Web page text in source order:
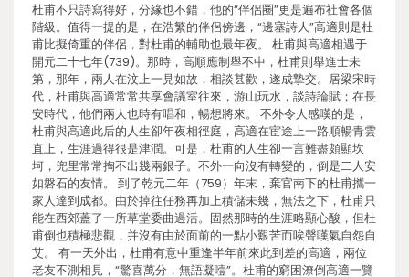
杜甫不只詩寫得好，分緣也不錯，他的“伴侶圈”更是遍布社會各個
階級。值得一提的是，在浩繁的伴侶傍邊，“邊塞詩人”高適則是杜
甫比擬倚重的伴侶，對杜甫的輔助也最年夜。 杜甫與高適相遇于
開元二十七年(739)。那時，高順應制舉不中，杜甫則舉進士未
第，那年，兩人在汶上一見如故，相談甚歡，遂成摯交。居梁宋時
代，杜甫與高適常常共享會議室往來，游山玩水，談詩論賦；在長
安時代，他們兩人也時有唱和，暢想將來。 不外令人感嘆的是，
杜甫與高適此后的人生卻年夜相徑庭，高適在宦途上一路順暢青雲
直上，生涯過得很是津潤。可是，杜甫的人生卻一言難盡頗顯坎
坷，兜里常常掏不出幾兩銀子。不外一向沒有轉變的，倒是二人安
如磐石的友情。 到了乾元二年（759）年末，棄官南下的杜甫攜一
家人達到成都。由於掉往任務再加上積儲未幾，無法之下，杜甫只
能在西郊蓋了一所草堂委曲過活。固然那時的生涯略顯心酸，但杜
甫倒也積極悲觀，并沒有由於面前的一點小艱苦而唉聲嘆氣自怨自
艾。 有一天外出，杜甫有意中重逢半年前來此到差的高適，兩位
老友不測相見，“驚喜萬分，無語凝噎”。杜甫的窮困潦倒高適一覽